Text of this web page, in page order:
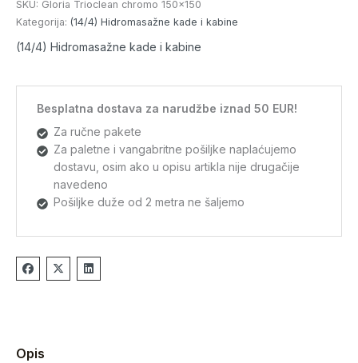
SKU: Gloria Trioclean chromo 150x150
Kategorija: (14/4) Hidromasažne kade i kabine
(14/4) Hidromasažne kade i kabine
Besplatna dostava za narudžbe iznad 50 EUR!
Za ručne pakete
Za paletne i vangabritne pošiljke naplaćujemo
dostavu, osim ako u opisu artikla nije drugačije
navedeno
Pošiljke duže od 2 metra ne šaljemo
Opis